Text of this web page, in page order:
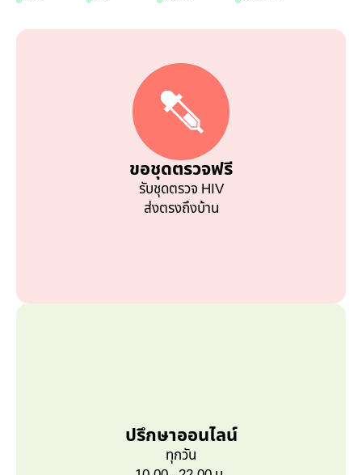
ขอชุดตรวจฟรี
รับชุดตรวจ HIV
ส่งตรงถึงบ้าน
ปรึกษาออนไลน์
ทุกวัน